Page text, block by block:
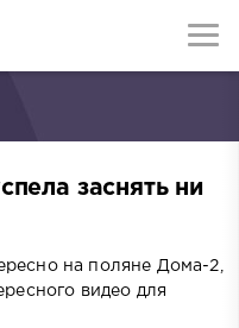
заснять ни
на поляне Дома-2,
видео для